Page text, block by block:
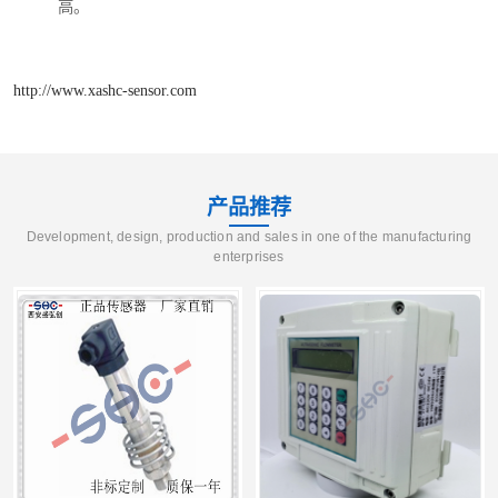
高。
http://www.xashc-sensor.com
产品推荐
Development, design, production and sales in one of the manufacturing
enterprises